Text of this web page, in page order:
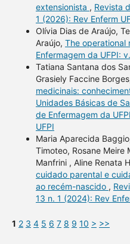
extensionista , Revista
1 (2026): Rev Enferm
Olívia Dias de Araújo,
Araújo, The operational
Enfermagem da UFPI:
Tatiana Santana dos
Grasiely Faccine
medicinais:
Unidades Básicas de
de Enfermagem da
UFPI
Maria Aparecida
Timoteo, Rosane Meire
Manfrini , Aline Renata
cuidado parental e
ao recém-nascido ,
13 n. 1 (2024): Rev
1 2 3 4 5 6 7 8 9 10 > >>